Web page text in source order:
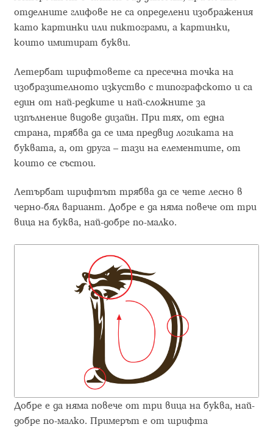
Alberto Romanos
Alejo Bergmann
Aleksandar Nikov
Aleksandr Andreev
Aleksandr Moskovskiy
Alessia Mazzarella
Alex Slobzheninov
Alexander Lubovenko
Alexander Nedelev
Alexander Pravdin
Alexander Sapozhnikov
Alexander Tarbeev
Alexandra Korolkova
отделните глифове не са определени изображения
като картинки или пиктограми, а картинки,
които имитират букви.
Летербат шрифтовете са пресечна точка на
изобразителното изкуство с типографското и са
един от най-редките и най-сложните за
изпълнение видове дизайн. При тях, от една
страна, трябва да се има предвид логиката на
буквата, а, от друга – тази на елементите, от
които се състои.
Летърбат шрифтът трябва да се чете лесно в
черно-бял вариант. Добре е да няма повече от три
вица на буква, най-добре по-малко.
Добре е да няма повече от три вица на буква, най-
добре по-малко. Примерът е от шрифта